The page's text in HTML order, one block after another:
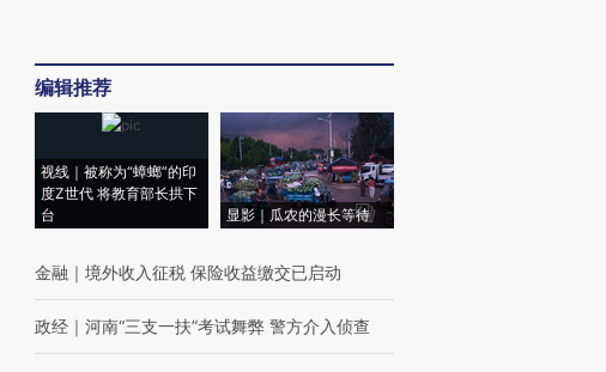
编辑推荐
视线｜被称为“蟑螂”的印
度Z世代 将教育部长拱下
台
显影｜瓜农的漫长等待
金融 ｜ 境外收入征税 保险收益缴交已启动
政经 ｜ 河南“三支一扶”考试舞弊 警方介入侦查